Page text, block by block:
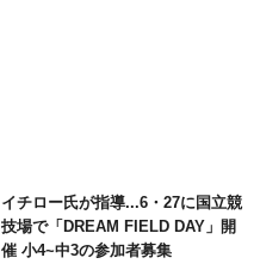
イチロー氏が指導...6・27に国立競
技場で「DREAM FIELD DAY」開
催 小4~中3の参加者募集